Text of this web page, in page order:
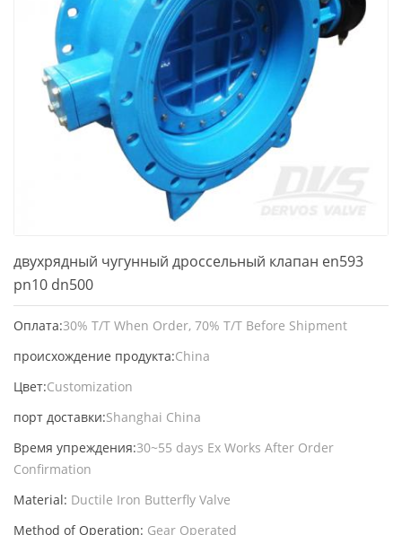
двухрядный чугунный дроссельный клапан en593
pn10 dn500
Оплата:30% T/T When Order, 70% T/T Before Shipment
происхождение продукта:China
Цвет:Customization
порт доставки:Shanghai China
Время упреждения:30~55 days Ex Works After Order
Confirmation
Material: Ductile Iron Butterfly Valve
Method of Operation: Gear Operated